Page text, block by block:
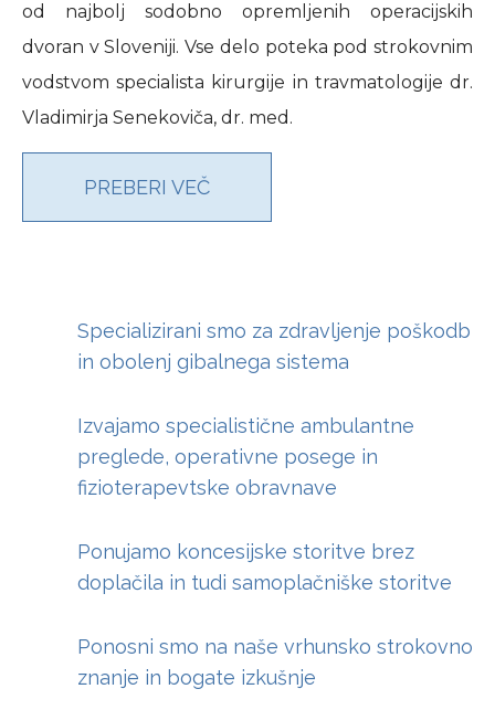
od najbolj sodobno opremljenih operacijskih
dvoran v Sloveniji. Vse delo poteka pod strokovnim
vodstvom specialista kirurgije in travmatologije dr.
Vladimirja Senekoviča, dr. med.
PREBERI VEČ
Specializirani smo za zdravljenje poškodb
in obolenj gibalnega sistema
Izvajamo specialistične ambulantne
preglede, operativne posege in
fizioterapevtske obravnave
Ponujamo koncesijske storitve brez
doplačila in tudi samoplačniške storitve
Ponosni smo na naše vrhunsko strokovno
znanje in bogate izkušnje